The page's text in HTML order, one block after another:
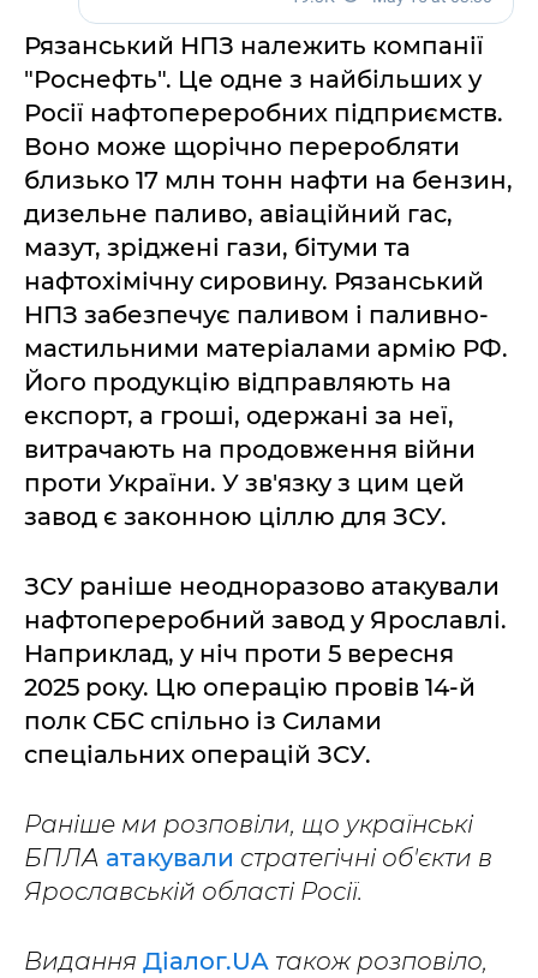
Рязанський НПЗ належить компанії
"Роснефть". Це одне з найбільших у
Росії нафтопереробних підприємств.
Воно може щорічно переробляти
близько 17 млн тонн нафти на бензин,
дизельне паливо, авіаційний гас,
мазут, зріджені гази, бітуми та
нафтохімічну сировину. Рязанський
НПЗ забезпечує паливом і паливно-
мастильними матеріалами армію РФ.
Його продукцію відправляють на
експорт, а гроші, одержані за неї,
витрачають на продовження війни
проти України. У зв'язку з цим цей
завод є законною ціллю для ЗСУ.
ЗСУ раніше неодноразово атакували
нафтопереробний завод у Ярославлі.
Наприклад, у ніч проти 5 вересня
2025 року. Цю операцію провів 14-й
полк СБС спільно із Силами
спеціальних операцій ЗСУ.
Раніше ми розповіли, що українські
БПЛА атакували стратегічні об'єкти в
Ярославській області Росії.
Видання Діалог.UA також розповіло,